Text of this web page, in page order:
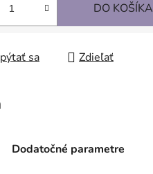
DO KOŠÍKA
sa Zdieľať
Dodatočné parametre